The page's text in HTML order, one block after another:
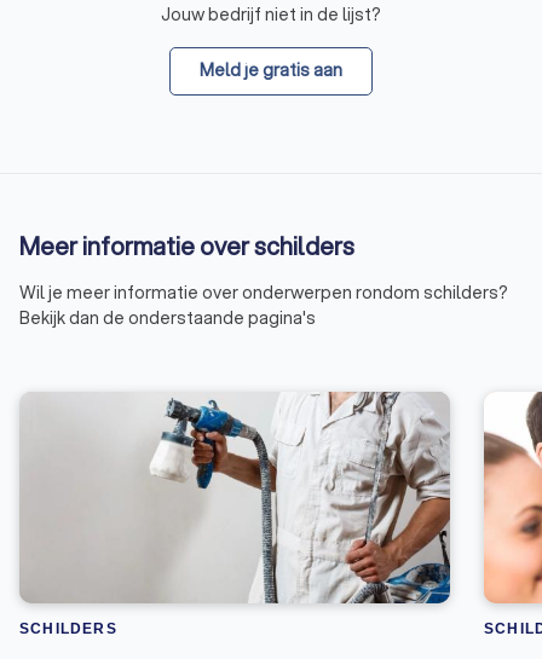
Jouw bedrijf niet in de lijst?
Meld je gratis aan
Meer informatie over schilders
Wil je meer informatie over onderwerpen rondom schilders?
Bekijk dan de onderstaande pagina's
SCHILDERS